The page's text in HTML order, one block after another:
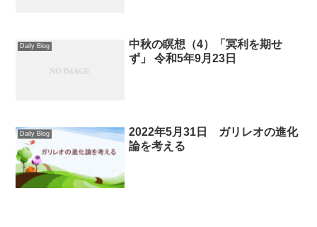
Daily Blog
中秋の瞑想（4）「冥利を期せ
ず」 令和5年9月23日
Daily Blog
2022年5月31日 ガリレオの進化
論を考える